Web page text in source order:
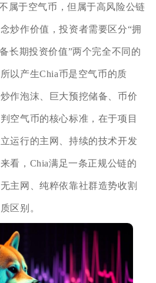
属于空气币，但属于高风险公链
炒作价值，投资者需要区分“拥
长期投资价值”两个完全不同的
以产生Chia币是空气币的质
作泡沫、巨大预挖储备、币价
空气币的核心标准，在于项目
运行的主网、持续的技术开发
看，Chia满足一条正规公链的
主网、纯粹依靠社群造势收割
区别。